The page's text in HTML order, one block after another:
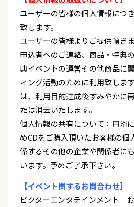
ユーザーの皆様の個人情報につ
致します。
ユーザーの皆様よりご提供頂き
申込者へのご連絡、商品・特典
典イベントの運営その他商品に
ィング活動のために利用致しま
は、利用目的達成後すみやかに
たは消去いたします。
個人情報の共有について：円滑
めCDをご購入頂いたお客様の個
係するその他の企業や関係者に
います。予めご了承下さい。
【イベント関するお問合わせ】
ビクターエンタテインメント